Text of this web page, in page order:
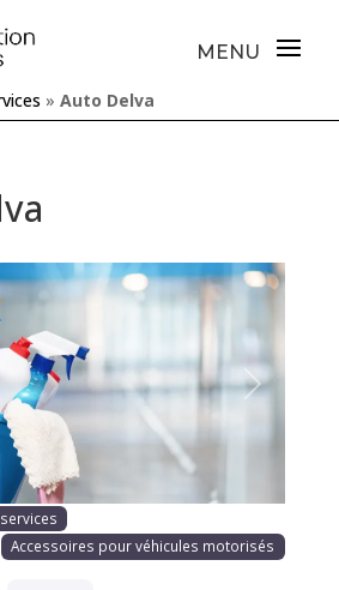
» Auto Delva
Prochaine
services
Accessoires pour véhicules motorisés